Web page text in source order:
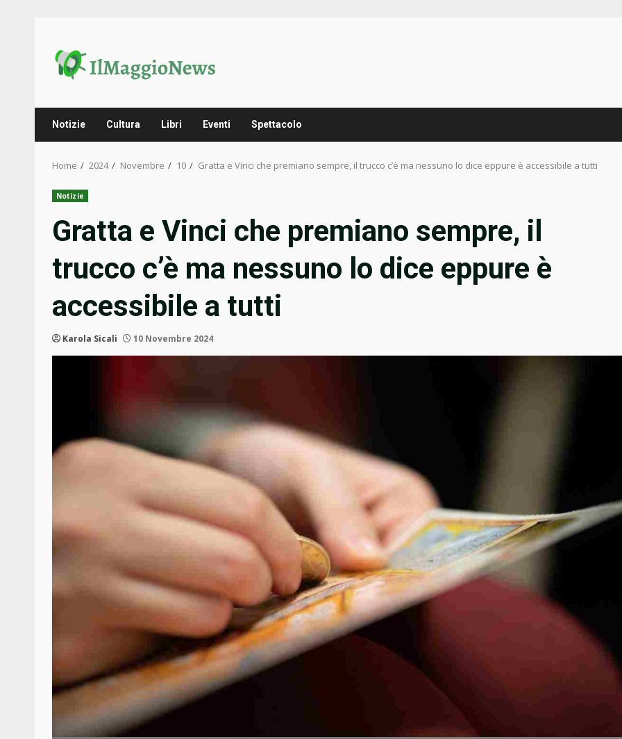
content
Notizie Cultura Libri Eventi Spettacolo
Home 2024 Novembre 10 Gratta e Vinci che premiano sempre, il trucco c’è ma nessuno lo dice eppure è accessibile a tutti
Notizie
Gratta e Vinci che premiano sempre, il
trucco c’è ma nessuno lo dice eppure è
accessibile a tutti
Karola Sicali 10 Novembre 2024